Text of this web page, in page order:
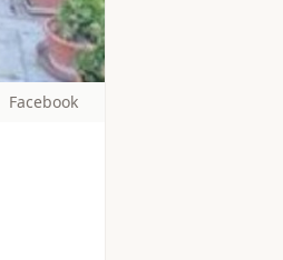
Facebook